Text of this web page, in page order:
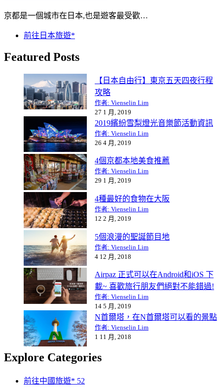
京都是一個城市在日本,也是遊客最受歡…
前往日本旅遊*
Featured Posts
【日本自由行】東京五天四夜行程
攻略
作者: Vienselin Lim
27 1 月, 2019
2019繽紛雪梨燈光音樂節活動資訊
作者: Vienselin Lim
26 4 月, 2019
4個京都本地美食推薦
作者: Vienselin Lim
29 1 月, 2019
4種最好的食物在大阪
作者: Vienselin Lim
12 2 月, 2019
5個浪漫的聖誕節目地
作者: Vienselin Lim
4 12 月, 2018
Airpaz 正式可以在Android和iOS 下
載~ 喜歡旅行朋友們絕對不能錯過!
作者: Vienselin Lim
14 5 月, 2019
N首爾塔，在N首爾塔可以看的景點
作者: Vienselin Lim
1 11 月, 2018
Explore Categories
前往中國旅遊* 52